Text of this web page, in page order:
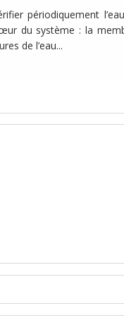
périodiquement
du système : la
de l’eau...